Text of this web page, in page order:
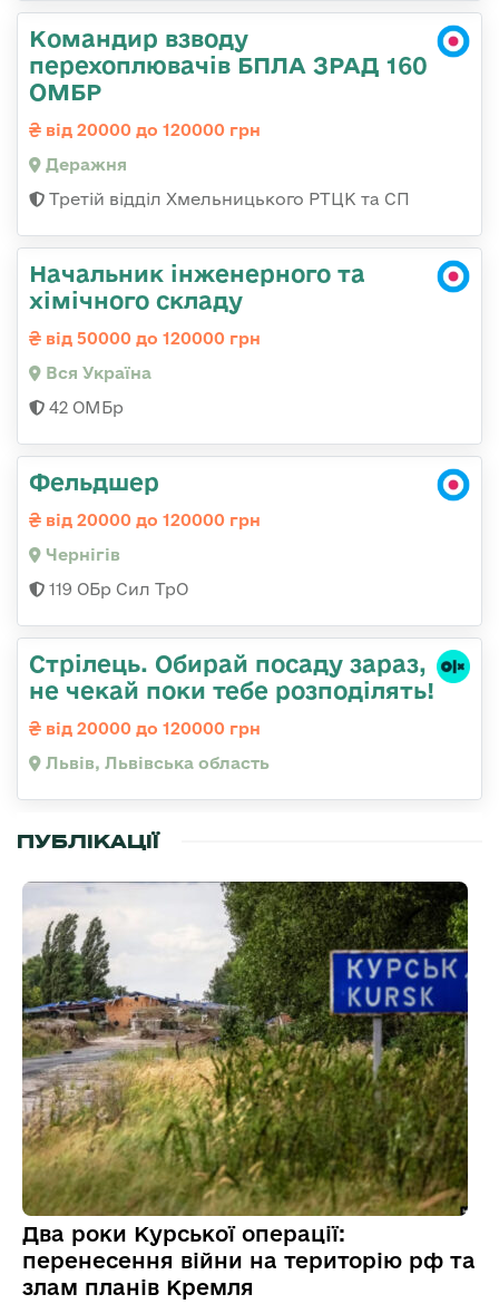
Командир взводу
перехоплювачів БПЛА ЗРАД 160
ОМБР
від 20000 до 120000 грн
Деражня
Третій відділ Хмельницького РТЦК та СП
Начальник інженерного та
хімічного складу
від 50000 до 120000 грн
Вся Україна
42 ОМБр
Фельдшер
від 20000 до 120000 грн
Чернігів
119 ОБр Сил ТрО
Стрілець. Обирай посаду зараз,
не чекай поки тебе розподілять!
від 20000 до 120000 грн
Львів, Львівська область
ПУБЛІКАЦІЇ
Два роки Курської операції:
перенесення війни на територію рф та
злам планів Кремля